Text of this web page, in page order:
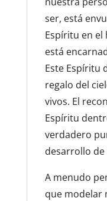
ser, está
Espíritu en el
está
Este Espíritu
regalo del
vivos. El
Espíritu
verdadero
desarrollo
A menudo
que modelar